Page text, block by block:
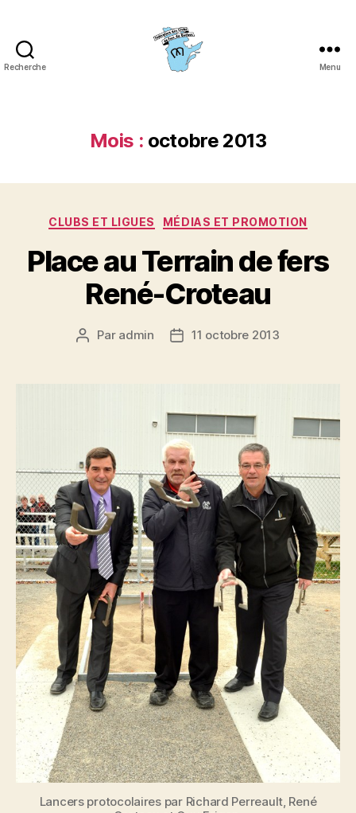
Recherche
de
fers
Québec
Menu
Mois : octobre 2013
Catégories
CLUBS ET LIGUES MÉDIAS ET PROMOTION
Place au Terrain de fers
René-Croteau
Auteur
Par admin
Date11 octobre 2013
Lancers protocolaires par Richard Perreault, René